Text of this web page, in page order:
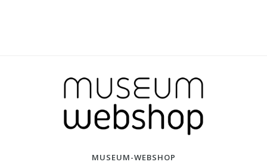
MUSEUM-WEBSHOP